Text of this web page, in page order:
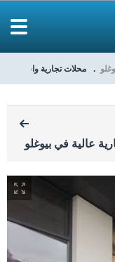
محلات تجارية واسعة
عالية في بيوغلو